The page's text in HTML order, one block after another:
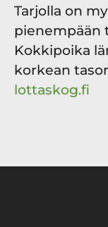
Tarjolla on
pienempään
Kokkipoika
korkean
lottaskog.fi